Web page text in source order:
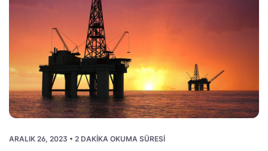
ARALIK 26, 2023 • 2 DAKIKA OKUMA SÜRESI